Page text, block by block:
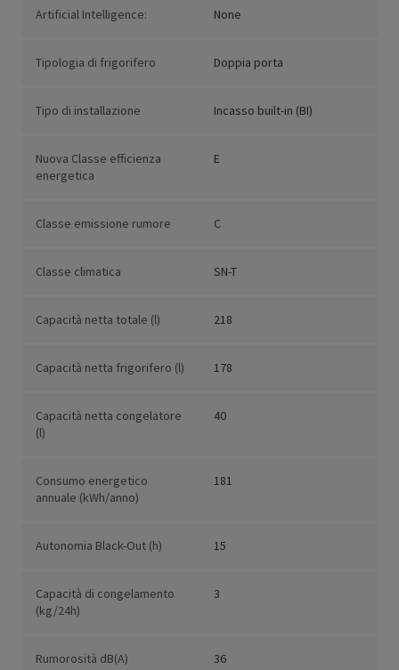
Artificial Intelligence: None
Tipologia di frigorifero Doppia porta
Tipo di installazione Incasso built-in (BI)
Nuova Classe efficienza
energetica
E
Classe emissione rumore C
Classe climatica SN-T
Capacità netta totale (l) 218
Capacità netta frigorifero (l) 178
Capacità netta congelatore
(l)
40
Consumo energetico
annuale (kWh/anno)
181
Autonomia Black-Out (h) 15
Capacità di congelamento
(kg/24h)
3
Rumorosità dB(A) 36